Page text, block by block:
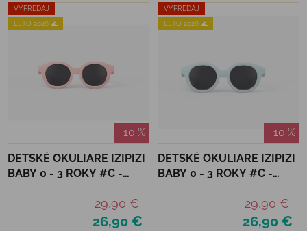
VÝPREDAJ
LETO 2026 🌊
–10 %
DETSKÉ OKULIARE IZIPIZI
BABY 0 - 3 ROKY #C -
26,90 €
29,90 €
VÝPREDAJ
LETO 2026 🌊
–10 %
DETSKÉ OKULIARE IZIPIZI
BABY 0 - 3 ROKY #C -
26,90 €
29,90 €